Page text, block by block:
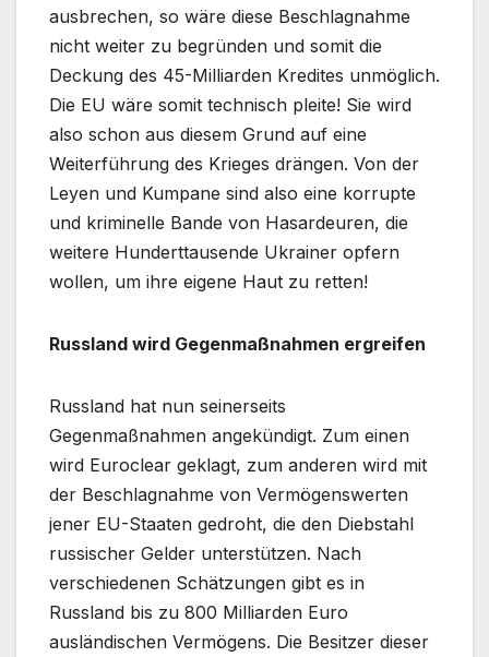
ausbrechen, so wäre diese Beschlagnahme
nicht weiter zu begründen und somit die
Deckung des 45-Milliarden Kredites unmöglich.
Die EU wäre somit technisch pleite! Sie wird
also schon aus diesem Grund auf eine
Weiterführung des Krieges drängen. Von der
Leyen und Kumpane sind also eine korrupte
und kriminelle Bande von Hasardeuren, die
weitere Hunderttausende Ukrainer opfern
wollen, um ihre eigene Haut zu retten!
Russland wird Gegenmaßnahmen ergreifen
Russland hat nun seinerseits
Gegenmaßnahmen angekündigt. Zum einen
wird Euroclear geklagt, zum anderen wird mit
der Beschlagnahme von Vermögenswerten
jener EU-Staaten gedroht, die den Diebstahl
russischer Gelder unterstützen. Nach
verschiedenen Schätzungen gibt es in
Russland bis zu 800 Milliarden Euro
ausländischen Vermögens. Die Besitzer dieser